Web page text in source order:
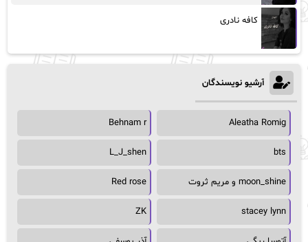
کافه نادری
آرشیو نویسندگان
Aleatha Romig
Behnam r
bts
L_J_shen
moon_shine و مریم ثروت Red rose
stacey lynn
ZK